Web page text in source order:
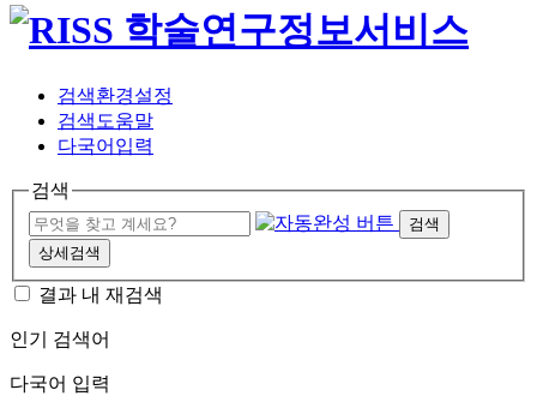
검색환경설정
검색도움말
다국어입력
검색
검색
상세검색
결과 내 재검색
인기 검색어
다국어 입력